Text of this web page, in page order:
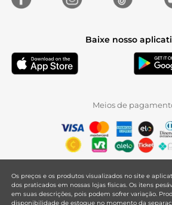
Baixe nosso
Meios de
Os preços e os produtos visualizados no site e
dos praticados em nossas lojas físicas. Os itens
em suas descrições, pois podem sofrer variação.
disponibilidade de estoque no momento da